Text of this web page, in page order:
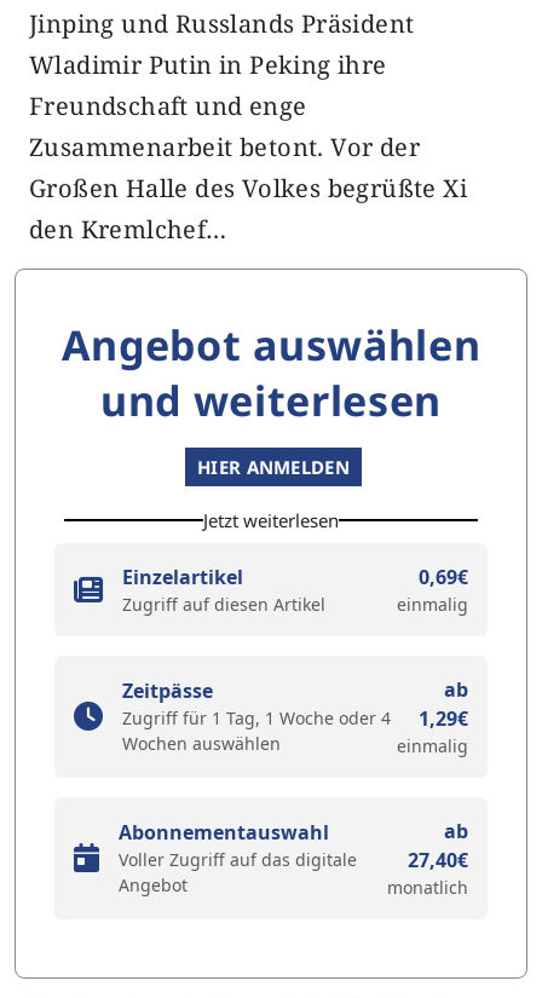
Jinping und Russlands Präsident
Wladimir Putin in Peking ihre
Freundschaft und enge
Zusammenarbeit betont. Vor der
Großen Halle des Volkes begrüßte Xi
den Kremlchef…
Angebot auswählen
und weiterlesen
HIER ANMELDEN
Jetzt weiterlesen
Einzelartikel
Zugriff auf diesen Artikel
0,69€
einmalig
Zeitpässe
Zugriff für 1 Tag, 1 Woche oder 4
Wochen auswählen
ab
1,29€
einmalig
Abonnementauswahl
Voller Zugriff auf das digitale
Angebot
ab
27,40€
monatlich